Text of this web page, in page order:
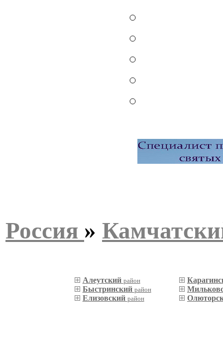
Россия »
Алеутский район
Быстринский район
Елизовский район